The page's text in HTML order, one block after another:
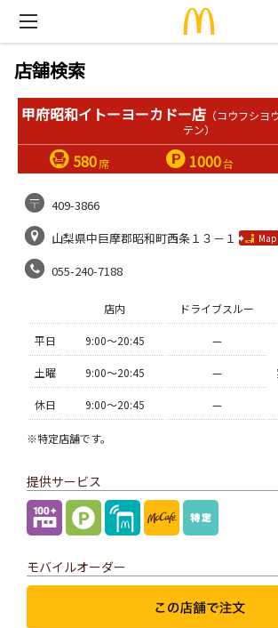
店舗検索
甲府昭和イトーヨーカドー店 （コウフシヨ
テン）
580 席 1000台
409-3866
山梨県中巨摩郡昭和町西条１３－１
Map
055-240-7188
店内 ドライブスルー
平日 9:00〜20:45 —
土曜 9:00〜20:45 —
休日 9:00〜20:45 —
※特定店舗です。
提供サービス
モバイルオーダー